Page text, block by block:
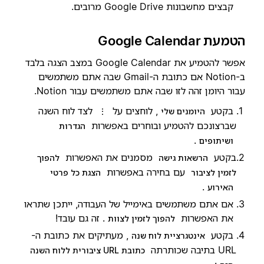
קבצים מחשבונות Google Drive מרובים.
הטמעת Google Calendar
אפשר להטמיע את Google Calendar במצב הצגה בלבד
ב-Notion אם כתובת ה-Gmail שבה אתם משתמשים
עבור היומן זהה לזו שבה אתם משתמשים עבור Notion.
בקטע
היומנים שלי , לוחצים על ⋮
לצד לוח השנה
שברצונכם להטמיע ובוחרים באפשרות
הגדרות
ושיתופים .
בקטע
הרשאות גישה מסמנים את האפשרות
להפוך
לזמין לציבור עם בחירה באפשרות
הצגת כל פרטי
האירוע .
אם אתם משתמשים באימייל של העבודה, ייתכן שתראו
את האפשרות
להפוך לזמין לצוות . זה גם עובד!
בקטע אינטגרציית לוח שנה , מעתיקים את כתובת ה-
URL בתיבה שכותרתה
כתובת URL ציבורית ללוח השנה